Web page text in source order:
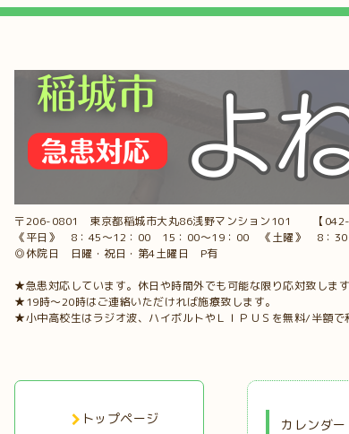
〒206-0801 東京都稲城市大丸86浅野マンション101 【042-
《平日》 8：45～12：00 15：00～19：00 《土曜》 8：30
◎休院日 日曜・祝日・第4土曜日 P有
★急患対応しています。休日や時間外でも可能な限り応対致します
★19時～20時はご連絡いただければ施療致します。
★小中高校生はラジオ波、ハイボルトやＬＩＰＵＳを無料/半額で
カレンダー
トップページ